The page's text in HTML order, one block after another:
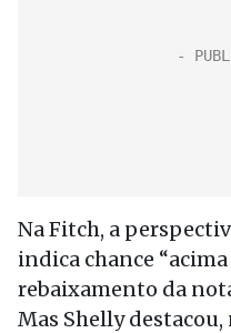
Na Fitch, a
indica chance “acima
rebaixamento da
Mas Shelly